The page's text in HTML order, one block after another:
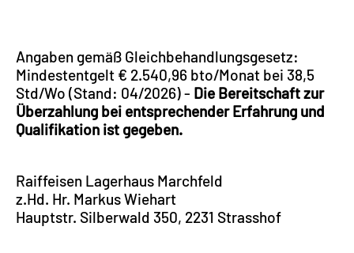
Angaben gemäß Gleichbehandlungsgesetz:
Mindestentgelt € 2.540,96 bto/Monat bei 38,5
Std/Wo (Stand: 04/2026) - Die Bereitschaft zur
Überzahlung bei entsprechender Erfahrung und
Qualifikation ist gegeben.
Raiffeisen Lagerhaus Marchfeld
z.Hd. Hr. Markus Wiehart
Hauptstr. Silberwald 350, 2231 Strasshof